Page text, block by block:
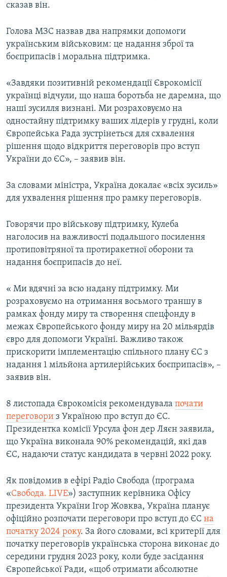
сказав він.
Голова МЗС назвав два напрямки допомоги
українським військовим: це надання зброї та
боєприпасів і моральна підтримка.
«Завдяки позитивній рекомендації Єврокомісії
українці відчули, що наша боротьба не даремна, що
наші зусилля визнані. Ми розраховуємо на
одностайну підтримку ваших лідерів у грудні, коли
Європейська Рада зустрінеться для схвалення
рішення щодо відкриття переговорів про вступ
України до ЄС», – заявив він.
За словами міністра, Україна докалає «всіх зусиль»
для ухвалення рішення про рамку переговорів.
Говорячи про військову підтримку, Кулеба
наголосив на важливості подальшого посилення
протиповітряної та протиракетної оборони та
надання боєприпасів до неї.
« Ми вдячні за всю надану підтримку. Ми
розраховуємо на отримання восьмого траншу в
рамках фонду миру та створення спецфонду в
межах Європейського фонду миру на 20 мільярдів
євро для допомоги Україні. Важливо також
прискорити імплементацію спільного плану ЄС з
надання 1 мільйона артилерійських боєприпасів», –
заявив він.
8 листопада Єврокомісія рекомендувала почати
переговори з Україною про вступ до ЄС.
Президентка комісії Урсула фон дер Ляєн заявила,
що Україна виконала 90% рекомендацій, які дав
ЄС, надаючи статус кандидата в червні 2022 року.
Як повідомив в ефірі Радіо Свобода (програма
«Свобода. LIVE») заступник керівника Офісу
президента України Ігор Жовква, Україна планує
офіційно розпочати переговори про вступ до ЄС на
початку 2024 року. За його словами, всі критерії для
початку переговорів українська сторона виконає до
середини грудня 2023 року, коли буде засідання
Європейської Ради, «щоб отримати абсолютне